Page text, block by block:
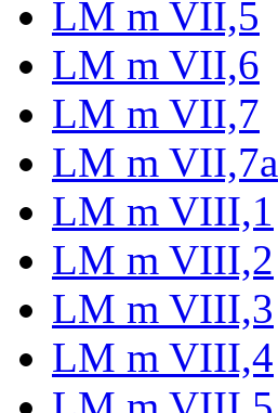
LM m VII,5
LM m VII,6
LM m VII,7
LM m VII,7a
LM m VIII,1
LM m VIII,2
LM m VIII,3
LM m VIII,4